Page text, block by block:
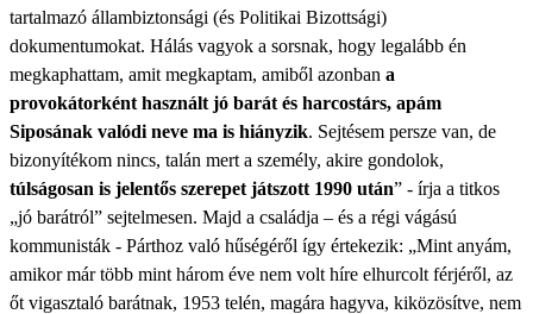
tartalmazó állambiztonsági (és Politikai Bizottsági)
dokumentumokat. Hálás vagyok a sorsnak, hogy legalább én
megkaphattam, amit megkaptam, amiből azonban a
provokátorként használt jó barát és harcostárs, apám
Siposának valódi neve ma is hiányzik. Sejtésem persze van, de
bizonyítékom nincs, talán mert a személy, akire gondolok,
túlságosan is jelentős szerepet játszott 1990 után” - írja a titkos
„jó barátról” sejtelmesen. Majd a családja – és a régi vágású
kommunisták - Párthoz való hűségéről így értekezik: „Mint anyám,
amikor már több mint három éve nem volt híre elhurcolt férjéről, az
őt vigasztaló barátnak, 1953 telén, magára hagyva, kiközösítve, nem